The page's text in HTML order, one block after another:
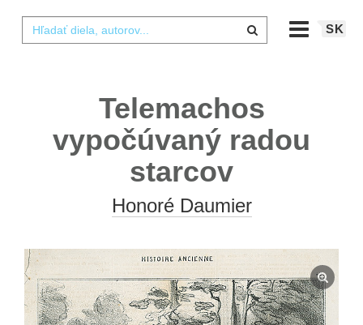
SK
Telemachos
vypočúvaný radou
starcov
Honoré Daumier